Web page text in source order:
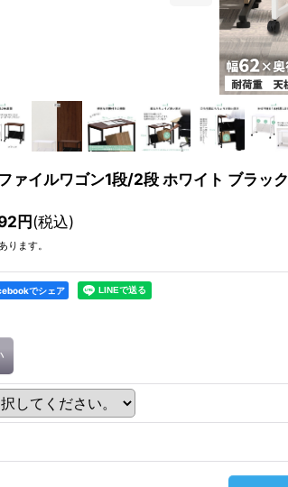
ァイルワゴン1段/2段 ホワイト ブラック
円(税込)
ります。
でシェア